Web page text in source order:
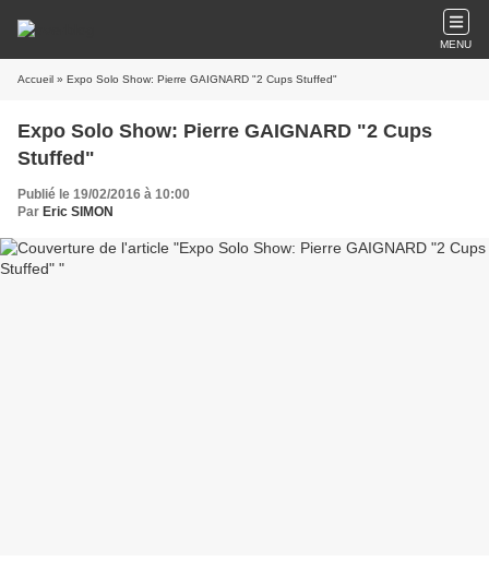
MENU
Accueil » Expo Solo Show: Pierre GAIGNARD "2 Cups Stuffed"
Expo Solo Show: Pierre GAIGNARD "2 Cups
Stuffed"
Publié le 19/02/2016 à 10:00
Par Eric SIMON